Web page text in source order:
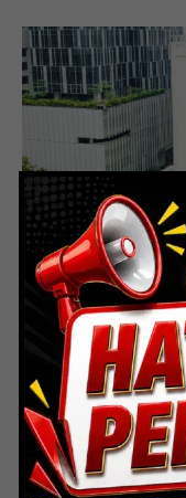
Mayapada Hospital
Lihat Detail
Lihat Detail
Indoor